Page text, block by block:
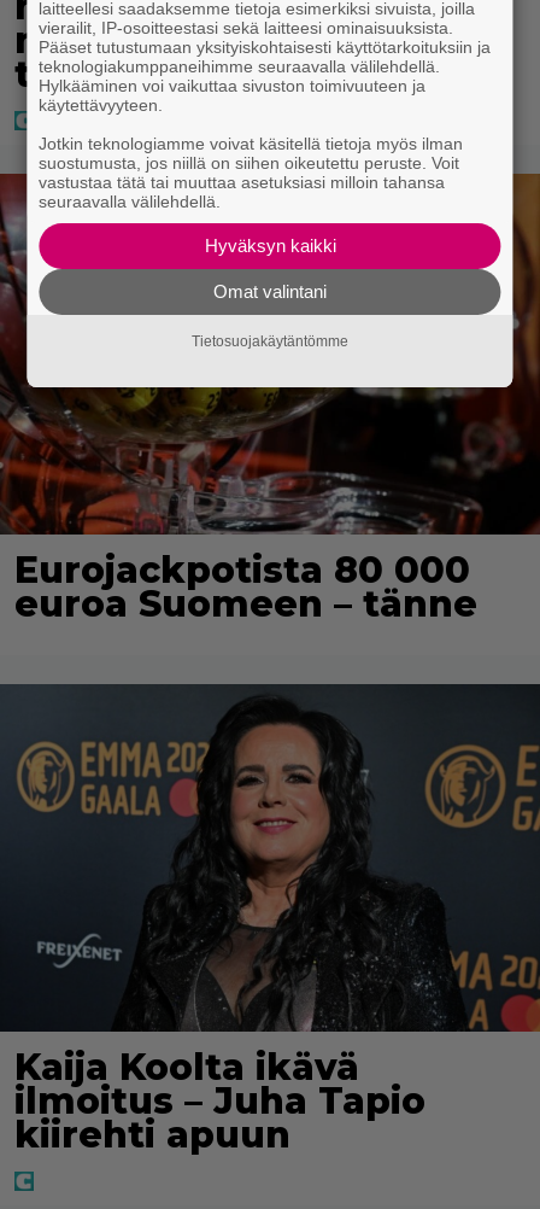
milli edes riitä, näin se
tapahtui
Eurojackpotista 80 000
euroa Suomeen – tänne
Kaija Koolta ikävä
ilmoitus – Juha Tapio
kiirehti apuun
laitteellesi saadaksemme tietoja esimerkiksi sivuista, joilla
vierailit, IP-osoitteestasi sekä laitteesi ominaisuuksista.
Pääset tutustumaan yksityiskohtaisesti käyttötarkoituksiin ja
teknologiakumppaneihimme seuraavalla välilehdellä.
Hylkääminen voi vaikuttaa sivuston toimivuuteen ja
käytettävyyteen.
Jotkin teknologiamme voivat käsitellä tietoja myös ilman
suostumusta, jos niillä on siihen oikeutettu peruste. Voit
vastustaa tätä tai muuttaa asetuksiasi milloin tahansa
seuraavalla välilehdellä.
Hyväksyn kaikki
Omat valintani
Tietosuojakäytäntömme